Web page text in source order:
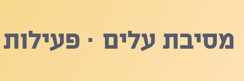
מסיבת עלים · פעילות